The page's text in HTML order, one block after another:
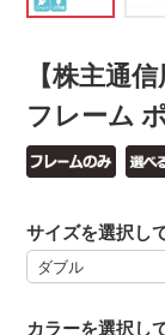
【株主通
フレーム
カラーを選択し
サイズを選択し